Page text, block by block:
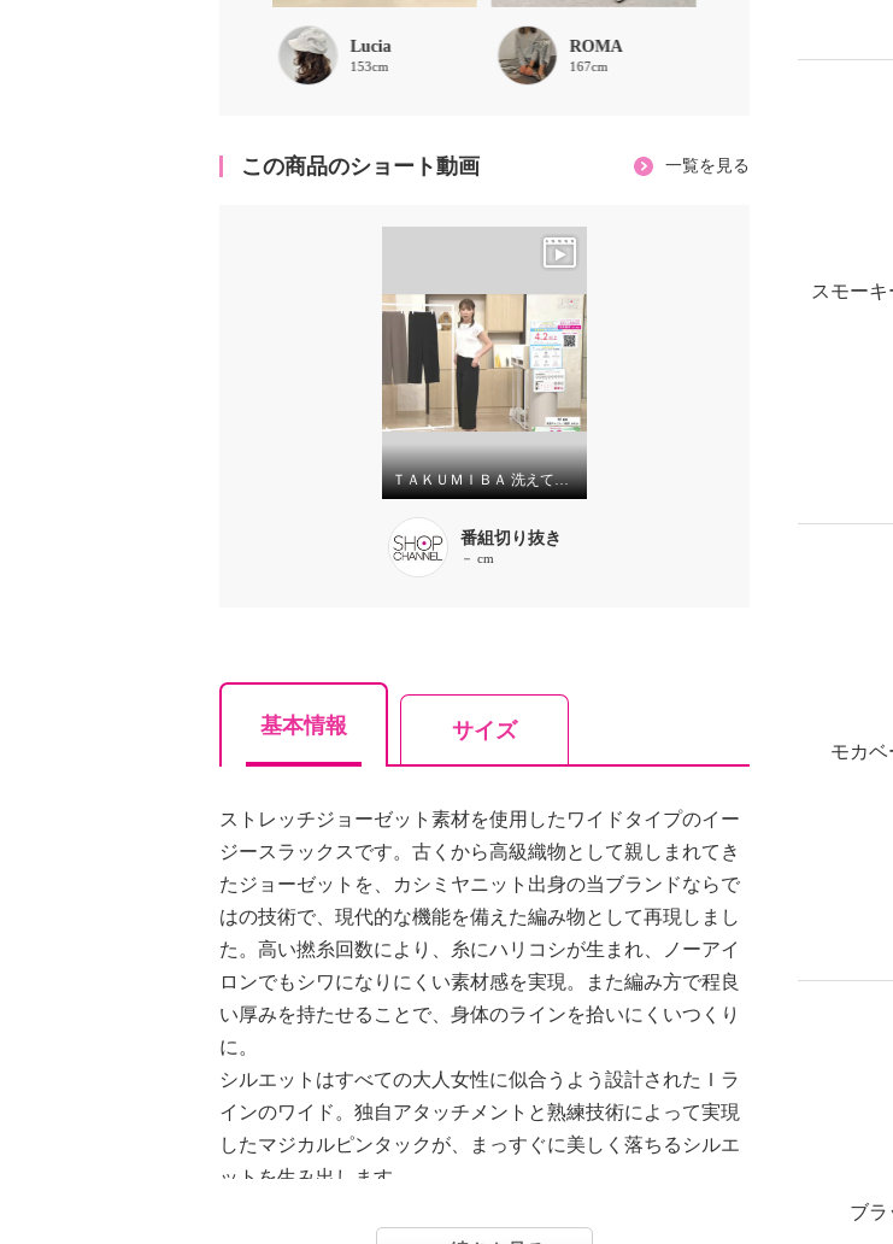
Lucia
153cm
ROMA
167cm
この商品のショート動画 一覧を見る
ＴＡＫＵＭＩＢＡ 洗えてシワになりにくい！ ストレッチジョーゼット 日本製イージースラックス ワイド 股下６５ｃｍ
番組切り抜き
－ cm
基本情報 サイズ
ストレッチジョーゼット素材を使用したワイドタイプのイー
ジースラックスです。古くから高級織物として親しまれてき
たジョーゼットを、カシミヤニット出身の当ブランドならで
はの技術で、現代的な機能を備えた編み物として再現しまし
た。高い撚糸回数により、糸にハリコシが生まれ、ノーアイ
ロンでもシワになりにくい素材感を実現。また編み方で程良
い厚みを持たせることで、身体のラインを拾いにくいつくり
に。
シルエットはすべての大人女性に似合うよう設計されたＩラ
インのワイド。独自アタッチメントと熟練技術によって実現
したマジカルピンタックが、まっすぐに美しく落ちるシルエ
ットを生み出します。
スモーキ
モカベ
ブラ